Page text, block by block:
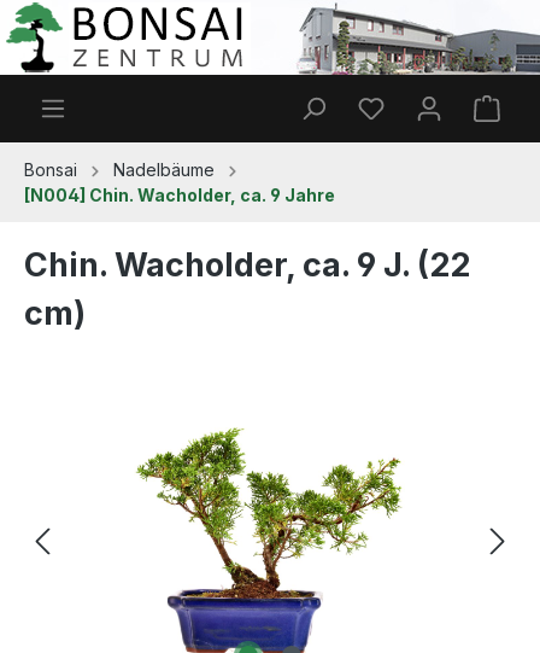
Zum Hauptinhalt springen
Du hast 0
Bonsai
Nadelbäume
[N004] Chin. Wacholder, ca. 9 Jahre
Chin. Wacholder, ca. 9 J. (22
cm)